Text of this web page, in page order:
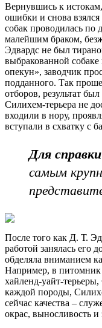
Вернувшись к
ошибки и снова взялся
собак проводилась
малейшим браком,
Эдвардс не был
выбракованной
опекун», заводчик
подданного. Так
отборов, результат
Cилихем-терьера не
входили в нору,
вступали в схватку с
Для
самым
После того как Д. Т.
работой занялась его
обделяла вниманием
Например, в питомник
хайленд-уайт-
каждой породы,
сейчас качества –
окрас, выносливость и